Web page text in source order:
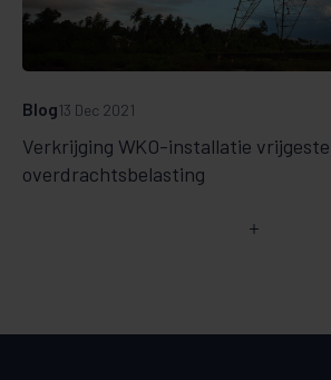
Verkrijging WKO-installatie
overdrachtsbelasting
Blog13 Dec 2021